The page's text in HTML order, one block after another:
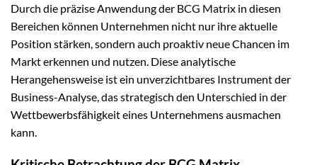
Durch die präzise Anwendung der BCG Matrix in diesen
Bereichen können Unternehmen nicht nur ihre aktuelle
Position stärken, sondern auch proaktiv neue Chancen im
Markt erkennen und nutzen. Diese analytische
Herangehensweise ist ein unverzichtbares Instrument der
Business-Analyse, das strategisch den Unterschied in der
Wettbewerbsfähigkeit eines Unternehmens ausmachen
kann.